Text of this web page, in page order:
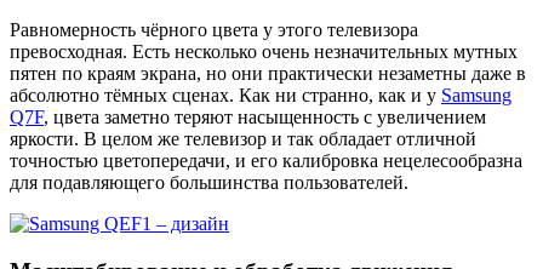
Равномерность чёрного цвета у этого телевизора
превосходная. Есть несколько очень незначительных мутных
пятен по краям экрана, но они практически незаметны даже в
абсолютно тёмных сценах. Как ни странно, как и у Samsung
Q7F, цвета заметно теряют насыщенность с увеличением
яркости. В целом же телевизор и так обладает отличной
точностью цветопередачи, и его калибровка нецелесообразна
для подавляющего большинства пользователей.